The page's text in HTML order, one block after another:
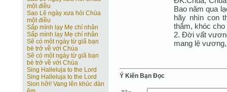
một điều
Sao Lê ngày xưa hỏi Chúa
một điều
Sấp mình lạy Mẹ chí nhân
Sấp mình lạy Mẹ chí nhân
Sẽ có một ngày từ giã bạn
bè trở về với Chúa
Sẽ có một ngày từ giã bạn
bè trở về với Chúa
Sing Halleluja to the Lord
Sing Halleluja to the Lord
Sion hỡi! Vang lên khúc đàn
Bao năm qua
hãy nhìn con
thắm, khóc
2. Đời vất
mang lệ
Ý Kiến Bạn Ðọc